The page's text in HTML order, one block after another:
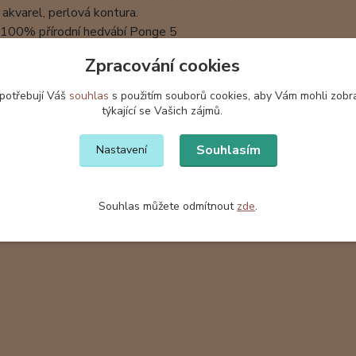
akvarel, perlová kontura.
přírodní hedvábí Ponge 5
šál má již svoji majitelku. Na objednávku
šátky a šály jsou baleny v dárkové krabičce z vlnité lepenky s
v kategoriích
Zpracování cookies
Váš souhlas s použitím souborů cookies, aby Vám mohli
týkající se Vašich zájmů.
Nastavení Souhlasím
Souhlas můžete odmítnout zde.